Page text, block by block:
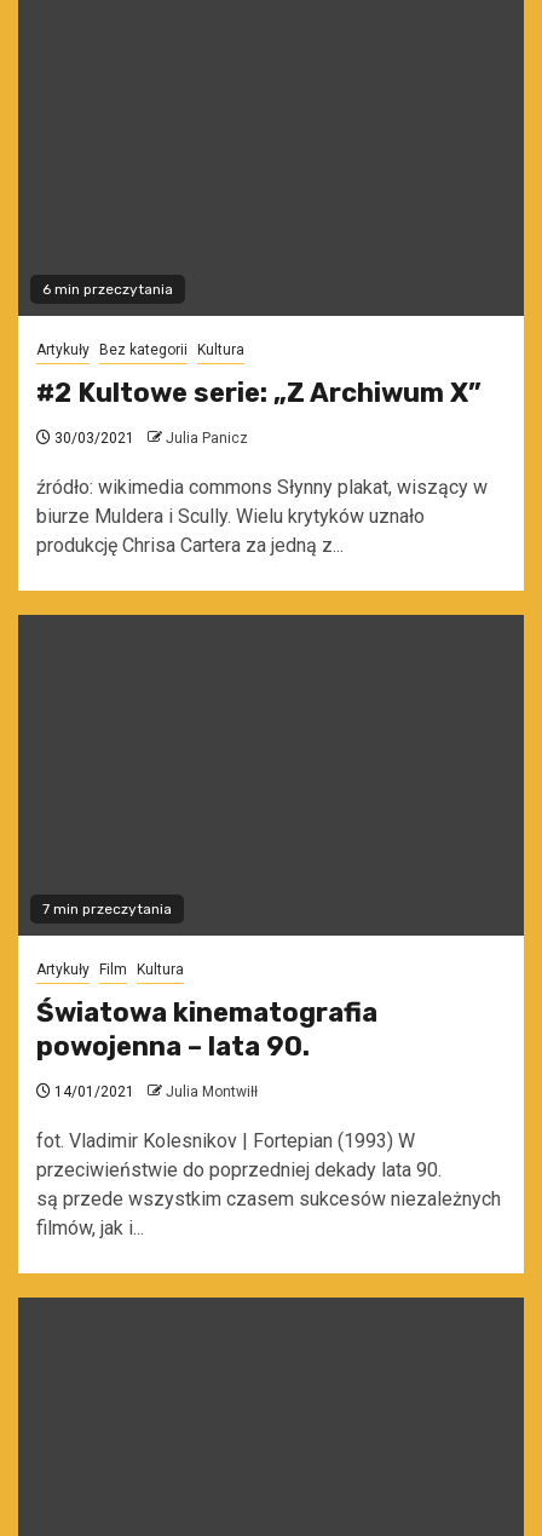
6 min przeczytania
Artykuły Bez kategorii Kultura
#2 Kultowe serie: „Z Archiwum X”
30/03/2021 Julia Panicz
źródło: wikimedia commons Słynny plakat, wiszący w
biurze Muldera i Scully. Wielu krytyków uznało
produkcję Chrisa Cartera za jedną z...
7 min przeczytania
Artykuły Film Kultura
Światowa kinematografia
powojenna – lata 90.
14/01/2021 Julia Montwiłł
fot. Vladimir Kolesnikov | Fortepian (1993) W
przeciwieństwie do poprzedniej dekady lata 90.
są przede wszystkim czasem sukcesów niezależnych
filmów, jak i...